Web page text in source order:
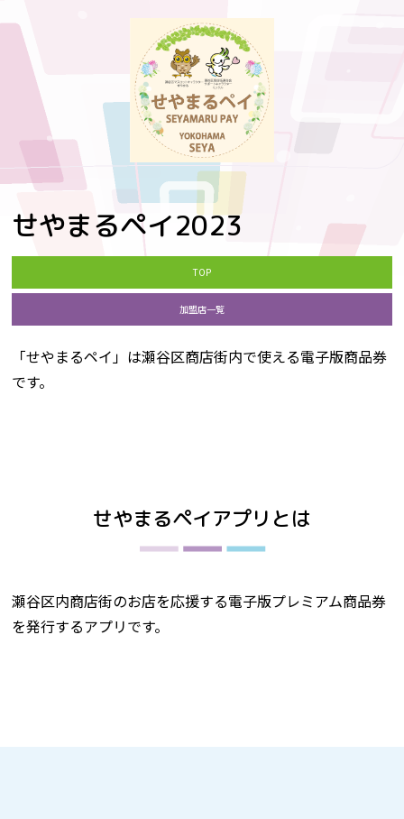
せやまるペイ2023
TOP
加盟店一覧
「せやまるペイ」は瀬谷区商店街内で使える電子版商品券
です。
せやまるペイアプリとは
瀬谷区内商店街のお店を応援する電子版プレミアム商品券
を発行するアプリです。